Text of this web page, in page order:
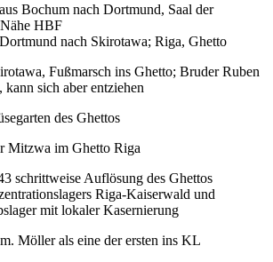
Bochum nach Dortmund, Saal der
HBF
nach Skirotawa; Riga, Ghetto
Fußmarsch ins Ghetto; Bruder Ruben
sich aber entziehen
des Ghettos
Mitzwa im Ghetto Riga
schrittweise Auflösung des Ghettos
Riga-Kaiserwald und
mit lokaler Kasernierung
Möller als eine der ersten ins KL